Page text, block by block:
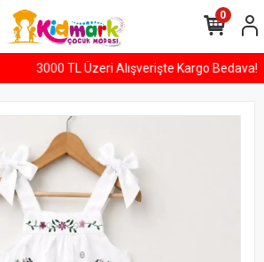
3000 TL Üzeri Alışverişte Kargo
0